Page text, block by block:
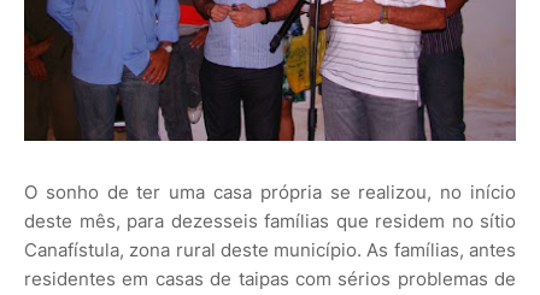
O sonho de ter uma casa própria se realizou, no início
deste mês, para dezesseis famílias que residem no sítio
Canafístula, zona rural deste município. As famílias, antes
residentes em casas de taipas com sérios problemas de